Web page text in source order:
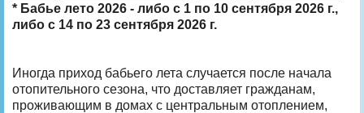
* Бабье лето 2026 - либо с 1 по 10 сентября 2026 г.,
либо с 14 по 23 сентября 2026 г.
Иногда приход бабьего лета случается после начала
отопительного сезона, что доставляет гражданам,
проживающим в домах с центральным отоплением,